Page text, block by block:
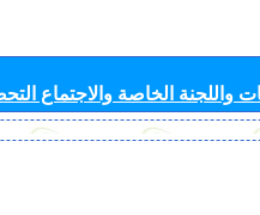
واللجنة الخاصة والاجتماع